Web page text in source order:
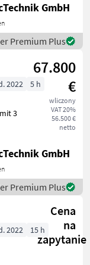
GmbH
Premium Plus
67.800
€
wliczony
VAT 20%
56.500 €
netto
2022 5 h
3
GmbH
Premium Plus
Cena
na
zapytanie
2022 15 h